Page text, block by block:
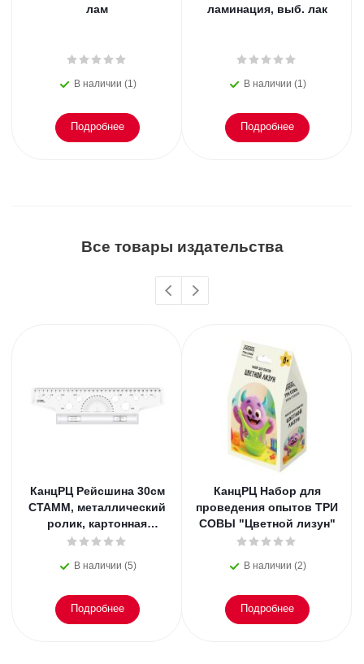
лам
В наличии (1)
Подробнее
ламинация, выб. лак
В наличии (1)
Подробнее
Все товары издательства
КанцРЦ Рейсшина 30см
СТАММ, металлический
ролик, картонная
коробка
В наличии (5)
Подробнее
КанцРЦ Набор для
проведения опытов ТРИ
СОВЫ "Цветной лизун"
В наличии (2)
Подробнее